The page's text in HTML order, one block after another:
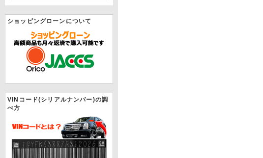
ショッピングローンについて
VINコード(シリアルナンバー)の調
べ方